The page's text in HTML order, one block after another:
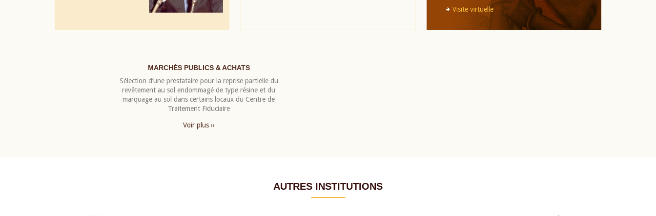
Visite virtuelle
MARCHÉS PUBLICS & ACHATS
Sélection d’une prestataire pour la reprise partielle du
revêtement au sol endommagé de type résine et du
marquage au sol dans certains locaux du Centre de
Traitement Fiduciaire
Voir plus ››
AUTRES INSTITUTIONS